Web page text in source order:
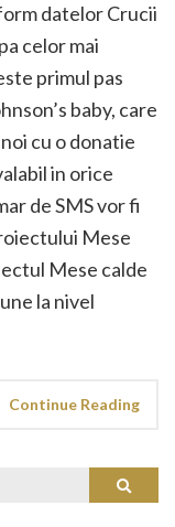
datelor Crucii
celor mai
primul pas
baby, care
cu o donatie
in orice
de SMS vor fi
Mese
Mese calde
la nivel
Continue Reading
Search